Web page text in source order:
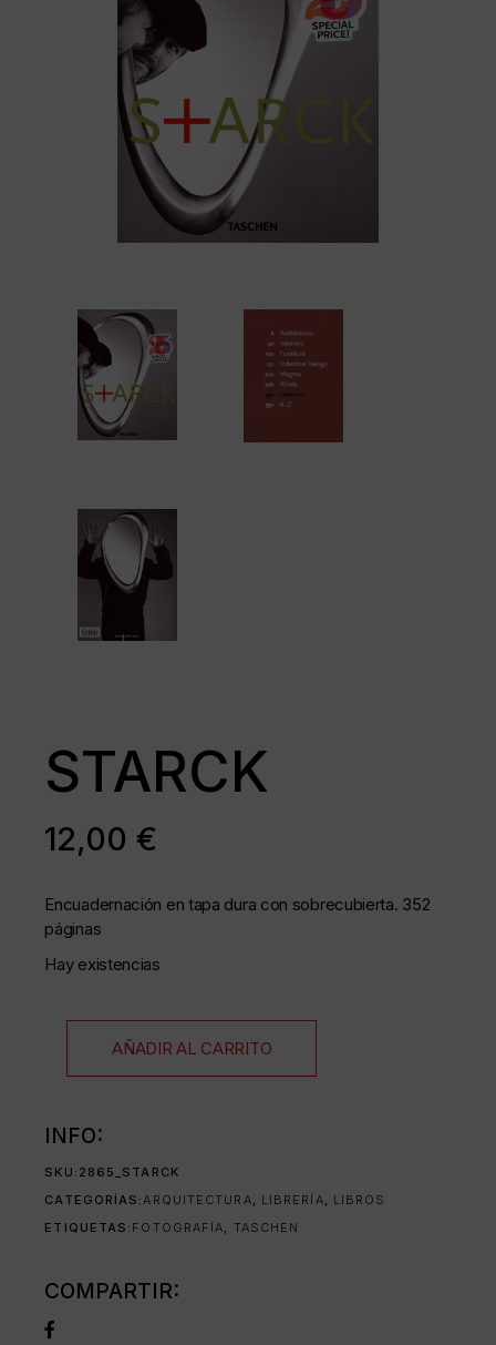
STARCK
12,00€
Encuadernación en tapa dura con sobrecubierta. 352
páginas
Hay existencias
AÑADIR AL CARRITO
INFO:
SKU: 2865_STARCK
CATEGORÍAS:ARQUITECTURA, LIBRERÍA, LIBROS
ETIQUETAS: FOTOGRAFÍA, TASCHEN
COMPARTIR: